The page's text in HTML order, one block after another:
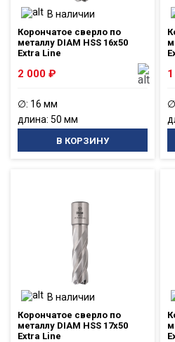
В наличии
Корончатое сверло по
металлу DIAM HSS 16x50
Extra Line
2 000 ₽
∅: 16 мм
длина: 50 мм
В КОРЗИНУ
В наличии
Корончатое сверло по
металлу DIAM HSS 17x50
Extra Line